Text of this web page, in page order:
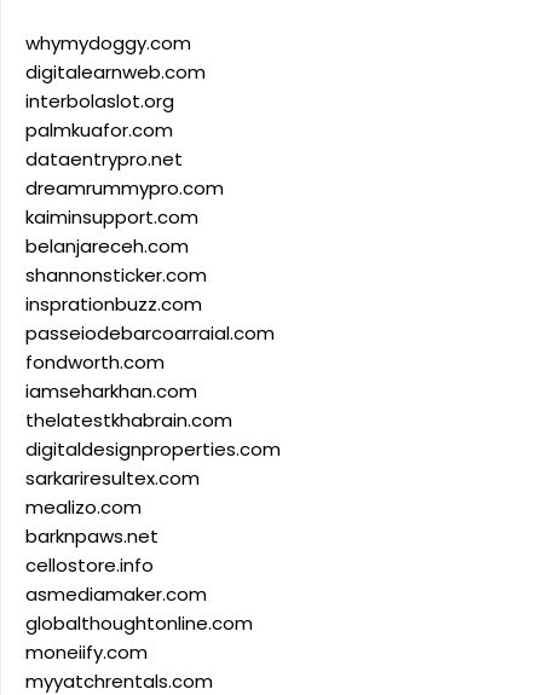
whymydoggy.com
digitalearnweb.com
interbolaslot.org
palmkuafor.com
dataentrypro.net
dreamrummypro.com
kaiminsupport.com
belanjareceh.com
shannonsticker.com
insprationbuzz.com
passeiodebarcoarraial.com
fondworth.com
iamseharkhan.com
thelatestkhabrain.com
digitaldesignproperties.com
sarkariresultex.com
mealizo.com
barknpaws.net
cellostore.info
asmediamaker.com
globalthoughtonline.com
moneiify.com
myyatchrentals.com